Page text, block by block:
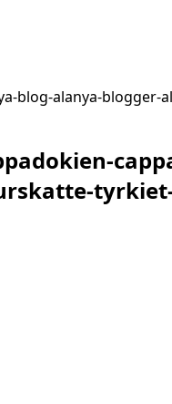
alanya-